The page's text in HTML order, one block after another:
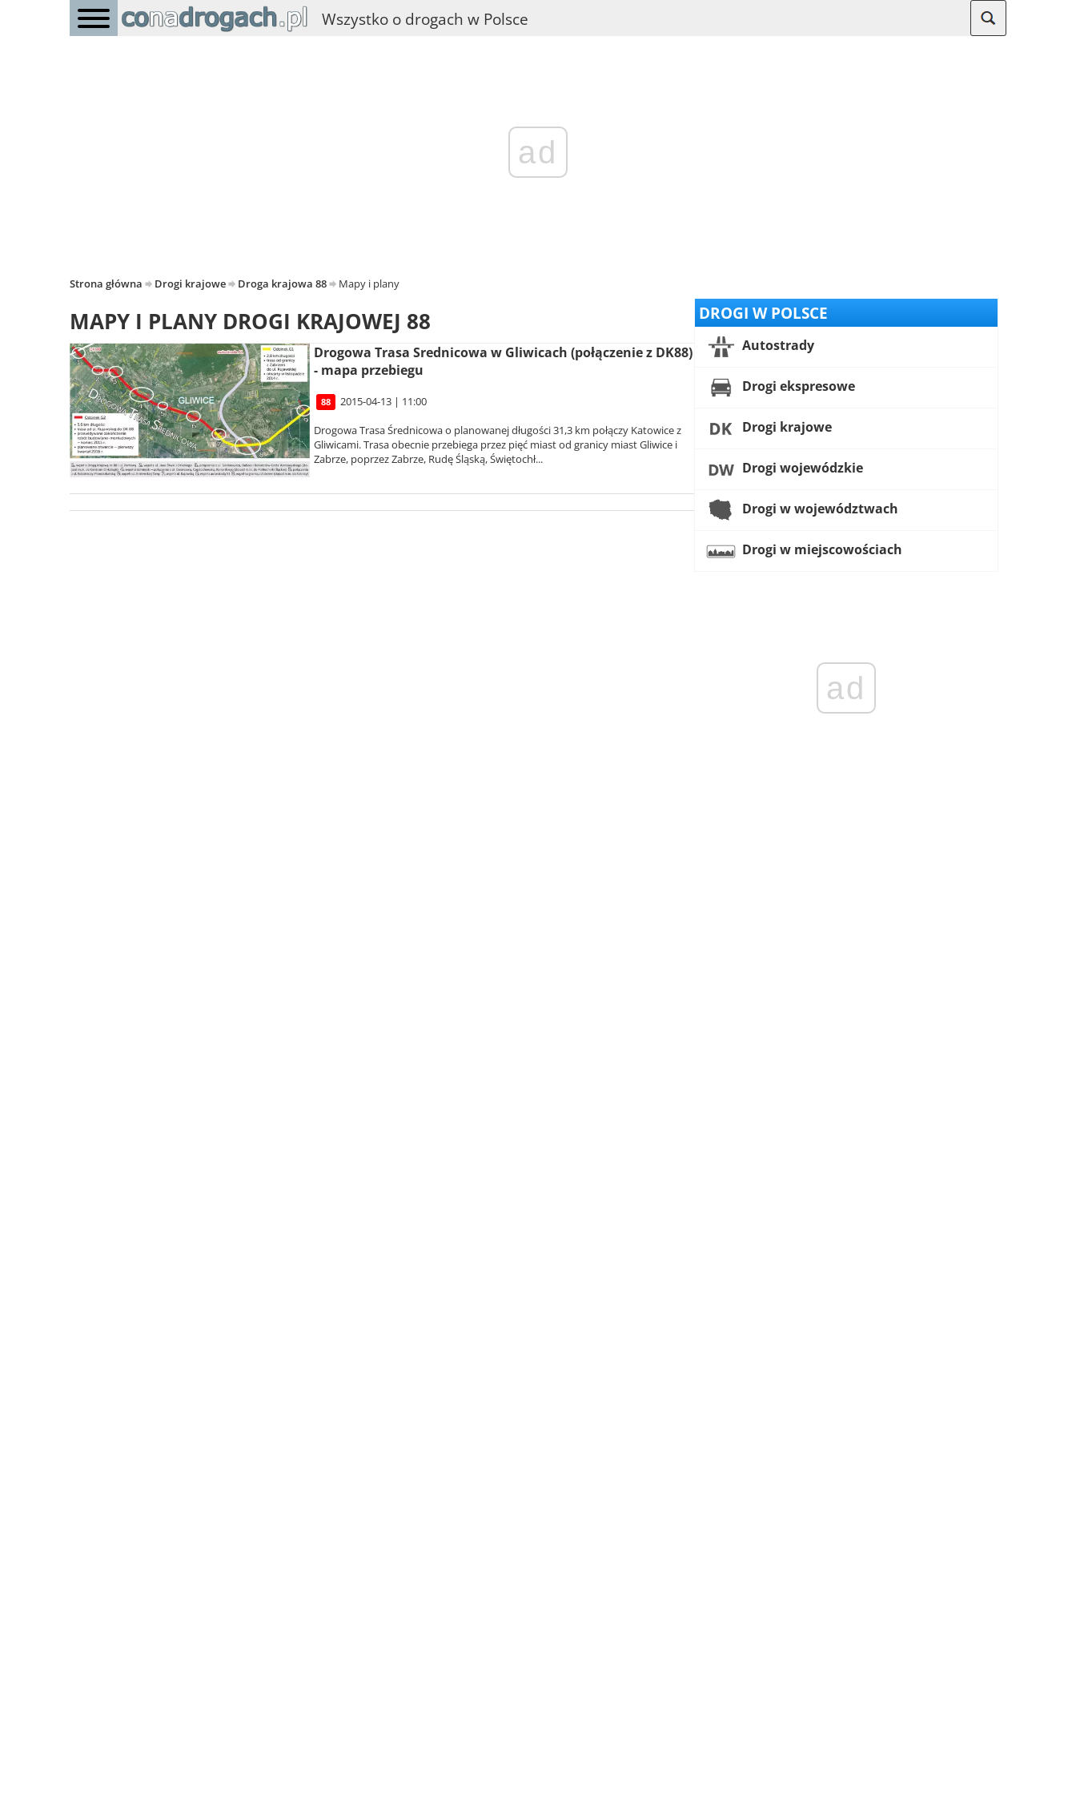
Wszystko o drogach w Polsce
ad
Strona główna Drogi krajowe Droga krajowa 88 Mapy i plany
MAPY I PLANY DROGI KRAJOWEJ 88
Drogowa Trasa Srednicowa w Gliwicach (połączenie z DK88)
- mapa przebiegu
88 2015-04-13 | 11:00
Drogowa Trasa Średnicowa o planowanej długości 31,3 km połączy Katowice z
Gliwicami. Trasa obecnie przebiega przez pięć miast od granicy miast Gliwice i
Zabrze, poprzez Zabrze, Rudę Śląską, Świętochł...
DROGI W POLSCE
Autostrady
Drogi ekspresowe
Drogi krajowe
Drogi wojewódzkie
Drogi w województwach
Drogi w miejscowościach
ad